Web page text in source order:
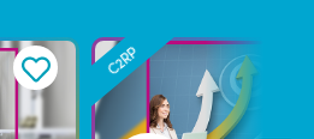
C2RP